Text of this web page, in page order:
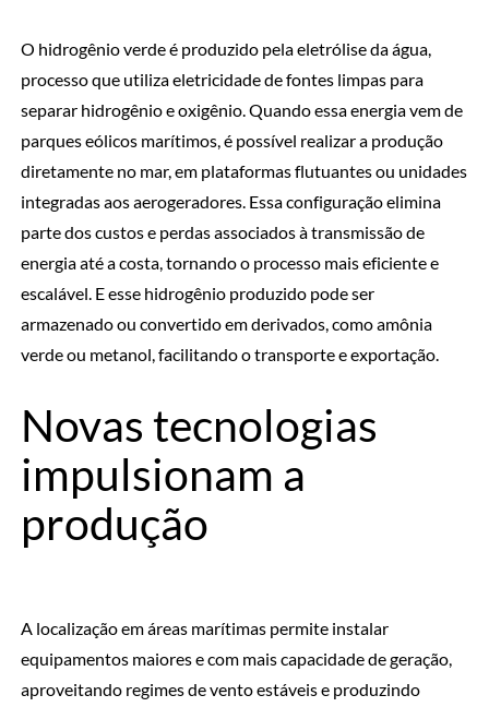
O hidrogênio verde é produzido pela eletrólise da água,
processo que utiliza eletricidade de fontes limpas para
separar hidrogênio e oxigênio. Quando essa energia vem de
parques eólicos marítimos, é possível realizar a produção
diretamente no mar, em plataformas flutuantes ou unidades
integradas aos aerogeradores. Essa configuração elimina
parte dos custos e perdas associados à transmissão de
energia até a costa, tornando o processo mais eficiente e
escalável. E esse hidrogênio produzido pode ser
armazenado ou convertido em derivados, como amônia
verde ou metanol, facilitando o transporte e exportação.
Novas tecnologias
impulsionam a
produção
A localização em áreas marítimas permite instalar
equipamentos maiores e com mais capacidade de geração,
aproveitando regimes de vento estáveis e produzindo